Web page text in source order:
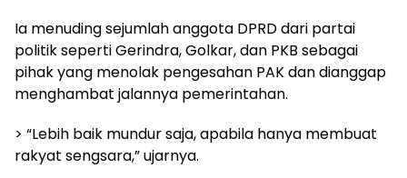
Ia menuding sejumlah anggota DPRD dari partai
politik seperti Gerindra, Golkar, dan PKB sebagai
pihak yang menolak pengesahan PAK dan dianggap
menghambat jalannya pemerintahan.
> “Lebih baik mundur saja, apabila hanya membuat
rakyat sengsara,” ujarnya.